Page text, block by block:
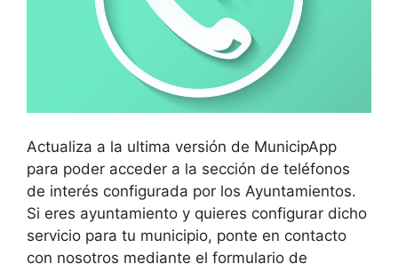
Actualiza a la ultima versión de MunicipApp
para poder acceder a la sección de teléfonos
de interés configurada por los Ayuntamientos.
Si eres ayuntamiento y quieres configurar dicho
servicio para tu municipio, ponte en contacto
con nosotros mediante el formulario de